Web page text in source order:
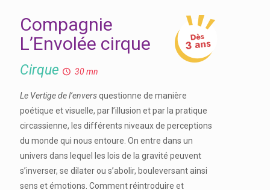
Compagnie
L’Envolée cirque
Cirque 30 mn
Le Vertige de l’enversquestionne de manière
poétique et visuelle, par l’illusion et par la pratique
circassienne, les différents niveaux de perceptions
du monde qui nous entoure. On entre dans un
univers dans lequel les lois de la gravité peuvent
s’inverser, se dilater ou s’abolir, bouleversant ainsi
sens et émotions. Comment réintroduire et